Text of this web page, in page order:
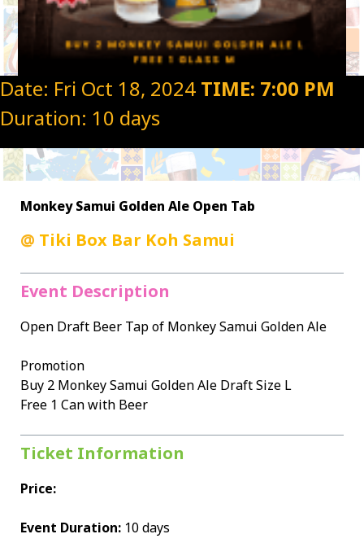
Date: Fri Oct 18, 2024TIME: 7:00 PM
Duration: 10 days
Monkey Samui Golden Ale Open Tab
@ Tiki Box Bar Koh Samui
Event Description
Open Draft Beer Tap of Monkey Samui Golden Ale
Promotion
Buy 2 Monkey Samui Golden Ale Draft Size L
Free 1 Can with Beer
Ticket Information
Price:
Event Duration: 10 days